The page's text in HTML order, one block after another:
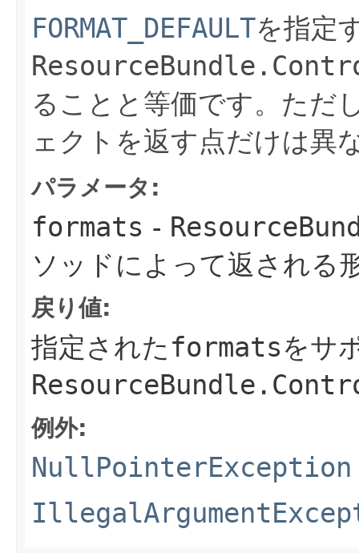
FORMAT_DEFAULTを指定
ることと等価です。ただ
ェクトを返す点だけは異
パラメータ:
formats -
ソッドによって返される
戻り値:
指定された formatsをサ
例外:
NullPointerException